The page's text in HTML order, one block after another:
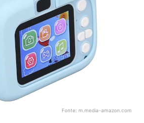
Fonte: m.media-amazon.com